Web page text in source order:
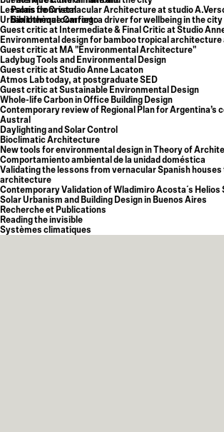
Palais de Cristal
Bibliothèque Carriego
Lessons from vernacular Architecture at studio
Urban thermal comfort: a driver for wellbeing in the city
Guest critic at Intermediate & Final Critic at Studio
Environmental design for bamboo tropical architecture
Guest critic at MA "Environmental Architecture"
Ladybug Tools and Environmental Design
Guest critic at Studio Anne Lacaton
Atmos Lab today, at postgraduate SED
Guest critic at Sustainable Environmental Design
Whole-life Carbon in Office Building Design
Contemporary review of Regional Plan for Argentina’s
Austral
Daylighting and Solar Control
Bioclimatic Architecture
New tools for environmental design in Theory of
Comportamiento ambiental de la unidad doméstica
Validating the lessons from vernacular Spanish
architecture
Contemporary Validation of Wladimiro Acosta´s Helios
Solar Urbanism and Building Design in Buenos Aires
Recherche et Publications
Reading the invisible
Systèmes climatiques